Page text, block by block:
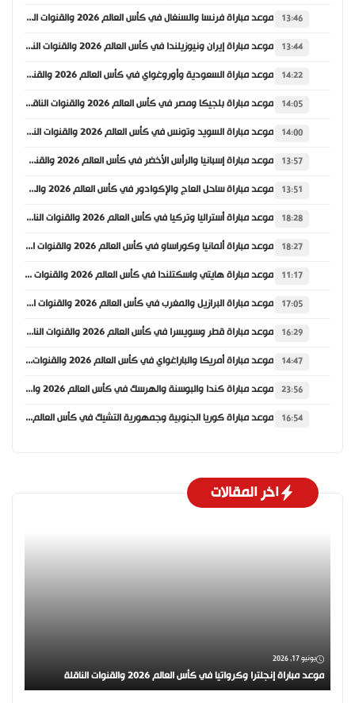
13:46 موعد مباراة فرنسا والسنغال في كأس العالم 2026 والقنوات الناقلة
13:44 موعد مباراة إيران ونيوزيلندا في كأس العالم 2026 والقنوات الناقلة
14:22 موعد مباراة السعودية وأوروغواي في كأس العالم 2026 والقنوات الناقلة
14:05 موعد مباراة بلجيكا ومصر في كأس العالم 2026 والقنوات الناقلة
14:00 موعد مباراة السويد وتونس في كأس العالم 2026 والقنوات الناقلة
13:57 موعد مباراة إسبانيا والرأس الأخضر في كأس العالم 2026 والقنوات الناقلة
13:51 موعد مباراة ساحل العاج والإكوادور في كأس العالم 2026 والقنوات الناقلة
18:28 موعد مباراة أستراليا وتركيا في كأس العالم 2026 والقنوات الناقلة
18:27 موعد مباراة ألمانيا وكوراساو في كأس العالم 2026 والقنوات الناقلة
11:17 موعد مباراة هايتي واسكتلندا في كأس العالم 2026 والقنوات الناقلة
17:05 موعد مباراة البرازيل والمغرب في كأس العالم 2026 والقنوات الناقلة
16:29 موعد مباراة قطر وسويسرا في كأس العالم 2026 والقنوات الناقلة
14:47 موعد مباراة أمريكا والباراغواي في كأس العالم 2026 والقنوات الناقلة
23:56 موعد مباراة كندا والبوسنة والهرسك في كأس العالم 2026 والقنوات الناقلة
16:54 موعد مباراة كوريا الجنوبية وجمهورية التشيك في كأس العالم 2026 والقنوات الناقلة
اخر المقالات
يونيو 17, 2026
موعد مباراة إنجلترا وكرواتيا في كأس العالم 2026 والقنوات الناقلة